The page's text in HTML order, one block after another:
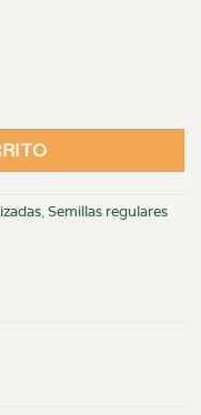
,Semillas regulares